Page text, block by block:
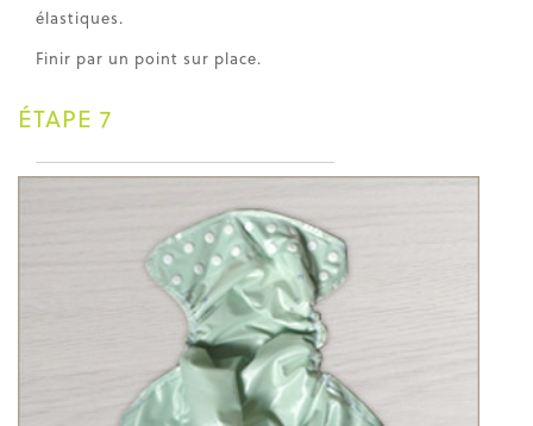
élastiques.
Finir par un point sur place.
ÉTAPE 7